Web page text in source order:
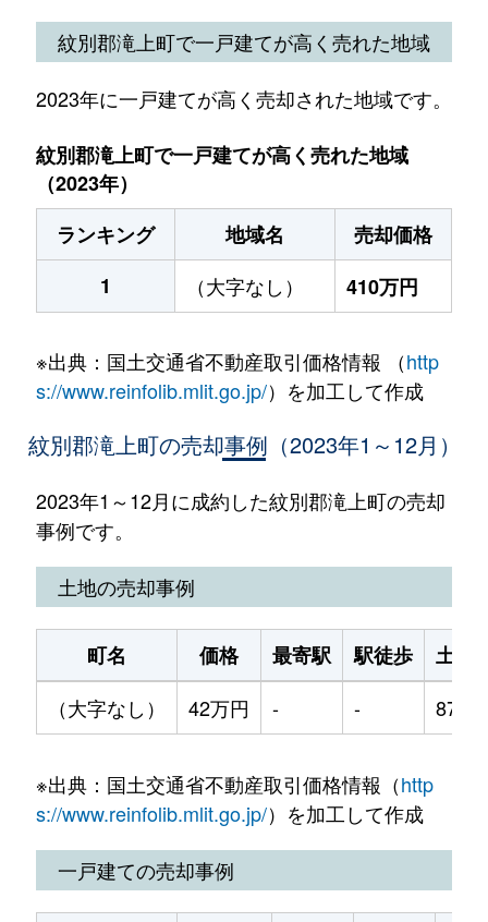
紋別郡滝上町で一戸建てが高く売れた地域
2023年に一戸建てが高く売却された地域です。
紋別郡滝上町で一戸建てが高く売れた地域
（2023年）
ランキング
地域名
売却価格
1
（大字なし） 410万円
※出典：国土交通省不動産取引価格情報 （http
s://www.reinfolib.mlit.go.jp/）を加工して作成
紋別郡滝上町の売却事例（2023年1～12月）
2023年1～12月に成約した紋別郡滝上町の売却
事例です。
土地の売却事例
町名 価格 最寄駅 駅徒歩
土地
（大字なし）
42万円 - -
※出典：国土交通省不動産取引価格情報（http
s://www.reinfolib.mlit.go.jp/）を加工して作成
一戸建ての売却事例